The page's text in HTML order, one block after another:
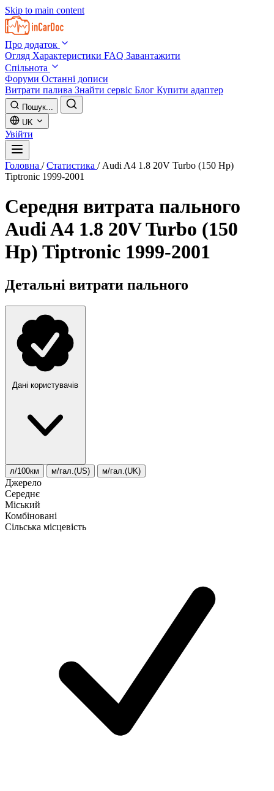
Skip to main content
Про додаток
Огляд Характеристики FAQ Завантажити
Спільнота
Форуми Останні дописи
Витрати палива Знайти сервіс Блог Купити адаптер
Пошук...
UK
Увійти
Головна / Статистика / Audi A4 1.8 20V Turbo (150 Hp)
Tiptronic 1999-2001
Середня витрата пального
Audi A4 1.8 20V Turbo (150
Hp) Tiptronic 1999-2001
Детальні витрати пального
Дані користувачів
л/100км м/гал.(US) м/гал.(UK)
Джерело
Середнє
Міський
Комбіновані
Сільська місцевість